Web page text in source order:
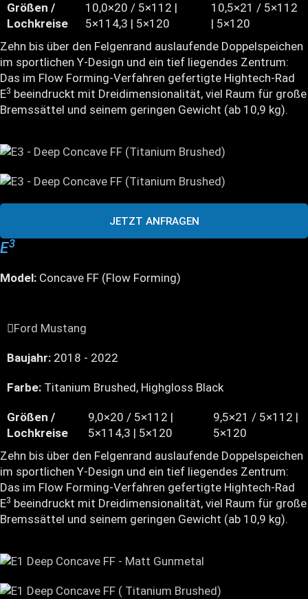
Größen /
Lochkreise
10,0×20 / 5×112 |
5×114,3 | 5×120
10,5×21 / 5×112
| 5×120
Zehn bis über den Felgenrand auslaufende Doppelspeichen
im sportlichen Y-Design und ein tief liegendes Zentrum:
Das im Flow Forming-Verfahren gefertigte Hightech-Rad
E3 beeindruckt mit Dreidimensionalität, viel Raum für große
Bremssättel und seinem geringen Gewicht (ab 10,9 kg).
JETZT ANFRAGEN
E3
Model: Concave FF (Flow Forming)
Ford Mustang
Baujahr: 2018 - 2022
Farbe: Titanium Brushed, Highgloss Black
Größen /
Lochkreise
9,0×20 / 5×112 |
5×114,3 | 5×120
9,5×21 / 5×112 |
5×120
Zehn bis über den Felgenrand auslaufende Doppelspeichen
im sportlichen Y-Design und ein tief liegendes Zentrum:
Das im Flow Forming-Verfahren gefertigte Hightech-Rad
E3 beeindruckt mit Dreidimensionalität, viel Raum für große
Bremssättel und seinem geringen Gewicht (ab 10,9 kg).